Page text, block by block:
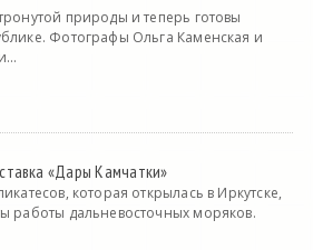
природы и теперь готовы
Фотографы Ольга Каменская и
«Дары Камчатки»
которая открылась в Иркутске,
работы дальневосточных моряков.